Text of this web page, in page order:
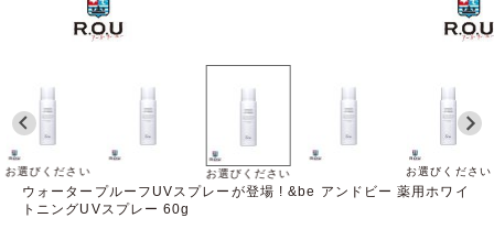
お選びください お選びください お選びください
ウォータープルーフUVスプレーが登場 ! &be アンドビー 薬用ホワイ
トニングUVスプレー 60g